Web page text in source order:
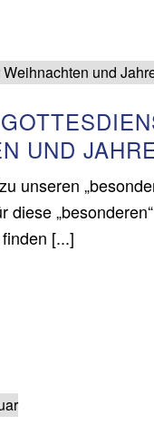
UND
unseren
diese
[...]